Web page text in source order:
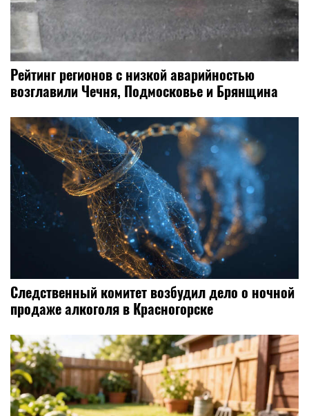
Рейтинг регионов с низкой аварийностью
возглавили Чечня, Подмосковье и Брянщина
Следственный комитет возбудил дело о ночной
продаже алкоголя в Красногорске